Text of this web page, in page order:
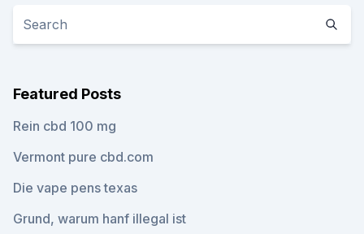
Featured Posts
Rein cbd 100 mg
Vermont pure cbd.com
Die vape pens texas
Grund, warum hanf illegal ist